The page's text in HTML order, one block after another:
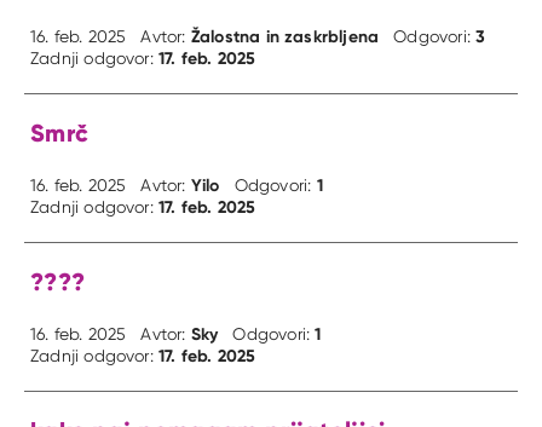
16. feb. 2025 Avtor: Žalostna in zaskrbljena Odgovori:3
Zadnji odgovor:17. feb. 2025
Smrč
16. feb. 2025 Avtor: Yilo Odgovori: 1
Zadnji odgovor:17. feb. 2025
????
16. feb. 2025 Avtor: Sky Odgovori:1
Zadnji odgovor:17. feb. 2025